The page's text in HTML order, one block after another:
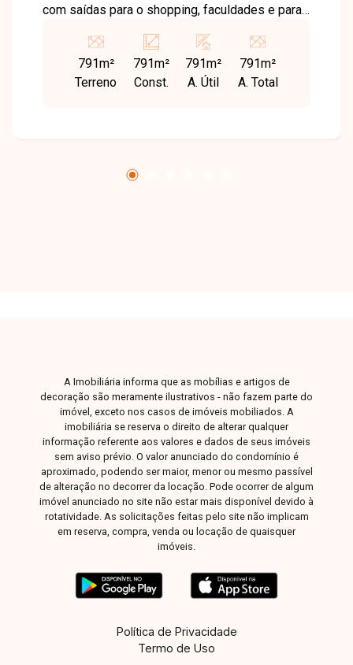
com saídas para o shopping, faculdades e para
791M², piso em concreto usinado, pé direito de
6 metros, mezanino, telha termoacústica,
fachada de vidro, portas de aço eletrônicas,
791m²
Terreno
791m²
Const.
791m²
A. Útil
791m²
A. Total
A Imobiliária informa que as mobílias e artigos de
decoração são meramente ilustrativos - não fazem parte do
imóvel, exceto nos casos de imóveis mobiliados. A
imobiliária se reserva o direito de alterar qualquer
informação referente aos valores e dados de seus imóveis
sem aviso prévio. O valor anunciado do condomínio é
aproximado, podendo ser maior, menor ou mesmo passível
de alteração no decorrer da locação. Pode ocorrer de algum
imóvel anunciado no site não estar mais disponível devido à
rotatividade. As solicitações feitas pelo site não implicam
em reserva, compra, venda ou locação de quaisquer
imóveis.
Política de Privacidade
Termo de Uso